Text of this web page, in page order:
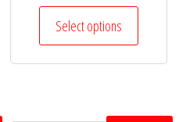
Select options